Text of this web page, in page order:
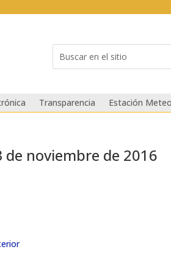
for...
Transparencia Estación
noviembre de 2016